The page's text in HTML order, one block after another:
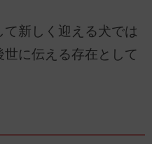
新しく迎える犬では
に伝える存在として